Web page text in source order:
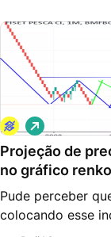
Projeção de
no gráfico
Pude perceber
colocando esse
estamos com
V
i
é
s
d
a
l